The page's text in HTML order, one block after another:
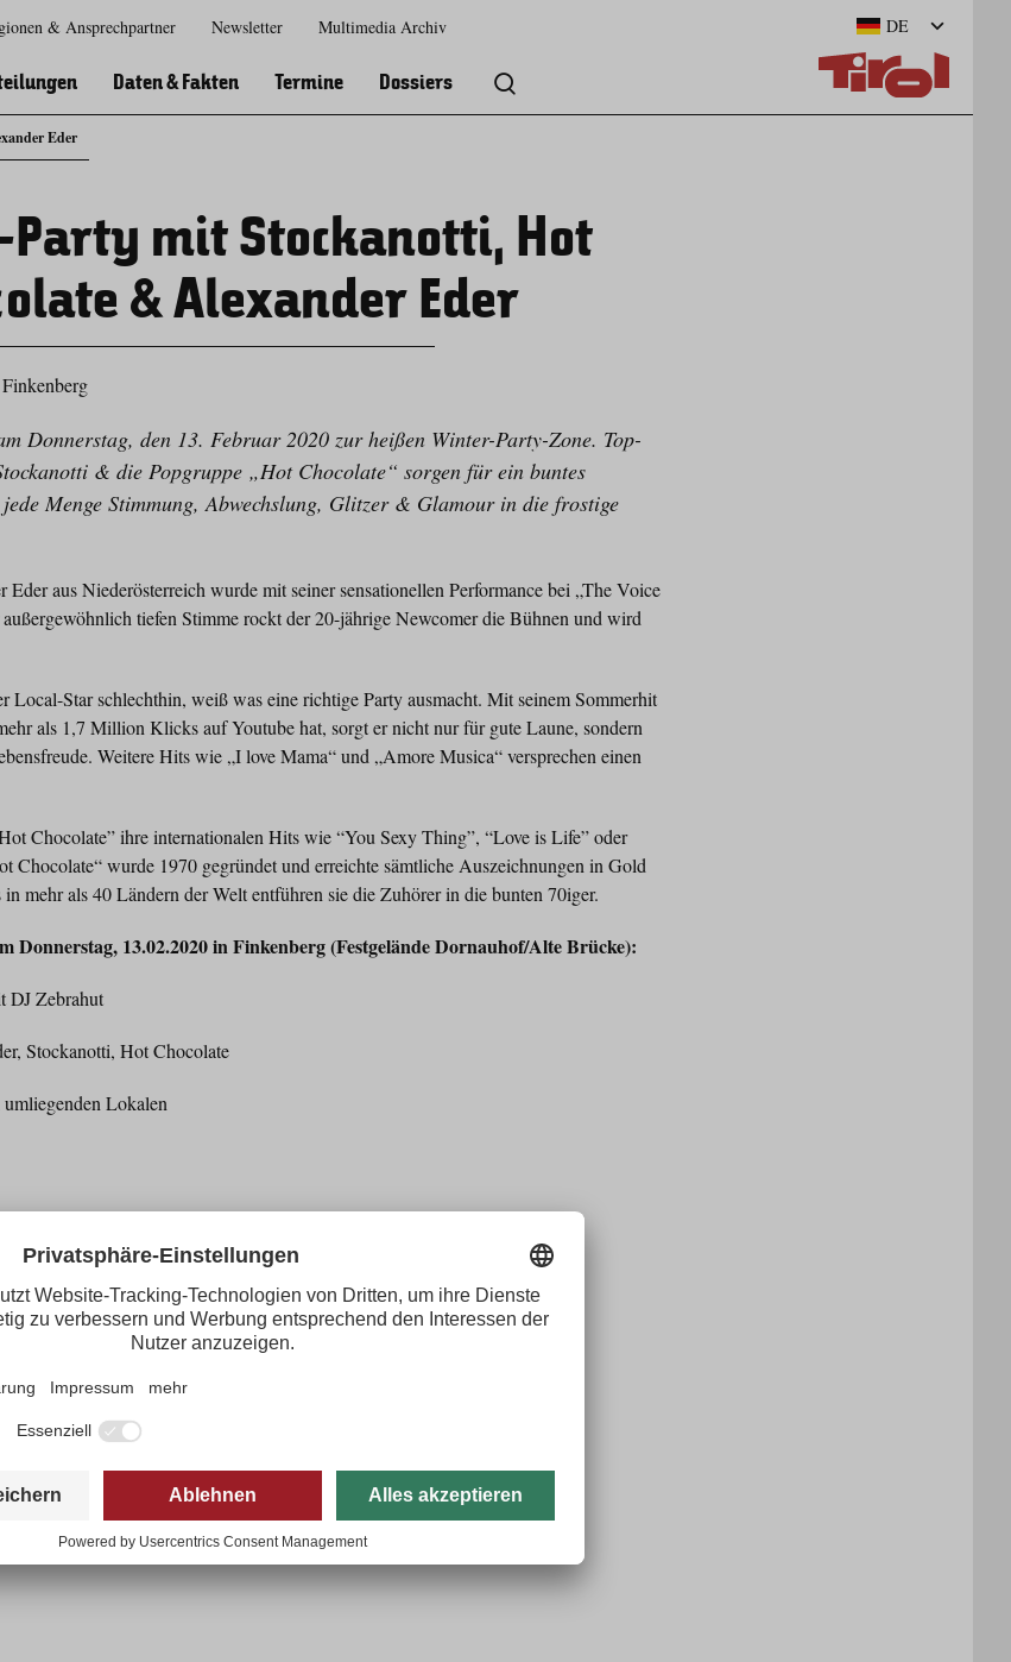
Eder
Zur
Zur
Zum
Zum
DE
Daten & Fakten Termine Dossiers
& Ansprechpartner Newsletter Multimedia Archiv
mit Stockanotti, Hot
& Alexander Eder
Donnerstag, den 13. Februar 2020 zur heißen Winter-Party-Zone. Top-
& die Popgruppe „Hot Chocolate“ sorgen für ein buntes
Menge Stimmung, Abwechslung, Glitzer & Glamour in die frostige
aus Niederösterreich wurde mit seiner sensationellen Performance bei „The Voice
tiefen Stimme rockt der 20-jährige Newcomer die Bühnen und wird
Local-Star schlechthin, weiß was eine richtige Party ausmacht. Mit seinem Sommerhit
als 1,7 Million Klicks auf Youtube hat, sorgt er nicht nur für gute Laune, sondern
Weitere Hits wie „I love Mama“ und „Amore Musica“ versprechen einen
Chocolate” ihre internationalen Hits wie “You Sexy Thing”, “Love is Life” oder
Chocolate“ wurde 1970 gegründet und erreichte sämtliche Auszeichnungen in Gold
mehr als 40 Ländern der Welt entführen sie die Zuhörer in die bunten 70iger.
Donnerstag, 13.02.2020 in Finkenberg (Festgelände Dornauhof/Alte Brücke):
Zebrahut
Hot Chocolate
Lokalen
Belegexemplar erbeten!